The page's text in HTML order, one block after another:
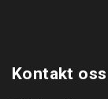
Kontakt oss